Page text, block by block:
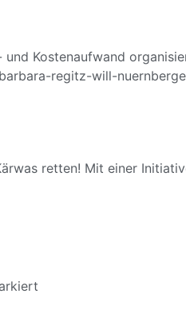
Kostenaufwand
rbara-regitz-will-
retten! Mit einer